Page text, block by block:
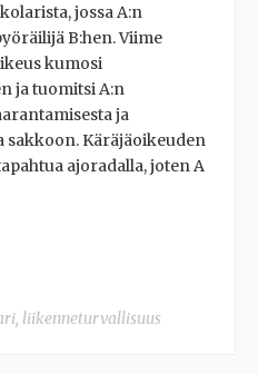
jossa A:n
B:hen. Viime
kumosi
ja tuomitsi A:n
ja
Käräjäoikeuden
ajoradalla, joten A
, liikenneturvallisuus